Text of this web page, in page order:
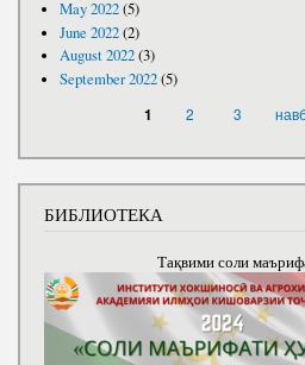
May 2022(5)
June 2022(2)
August 2022(3)
September 2022(5)
1 2 3
БИБЛИОТЕКА
Тақвими соли